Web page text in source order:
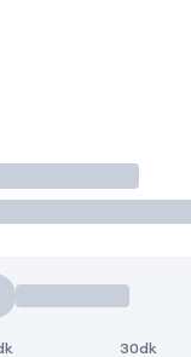
Yap
30dk